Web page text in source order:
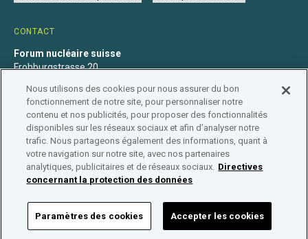
CONTACT
Forum nucléaire suisse
Frohburgstrasse 20
+41 31 560 36 50
info@nuklearforum.ch
Déclaration de confidentialité Impressum Affiliation
Répertoire des entreprises
Nous utilisons des cookies pour nous assurer du bon
fonctionnement de notre site, pour personnaliser notre
contenu et nos publicités, pour proposer des fonctionnalités
disponibles sur les réseaux sociaux et afin d’analyser notre
trafic. Nous partageons également des informations, quant à
votre navigation sur notre site, avec nos partenaires
analytiques, publicitaires et de réseaux sociaux. Directives
concernant la protection des données
Paramètres des cookies Accepter les cookies